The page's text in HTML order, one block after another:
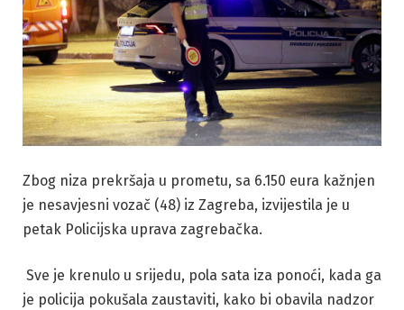
Zbog niza prekršaja u prometu, sa 6.150 eura kažnjen
je nesavjesni vozač (48) iz Zagreba, izvijestila je u
petak Policijska uprava zagrebačka.
Sve je krenulo u srijedu, pola sata iza ponoći, kada ga
je policija pokušala zaustaviti, kako bi obavila nadzor